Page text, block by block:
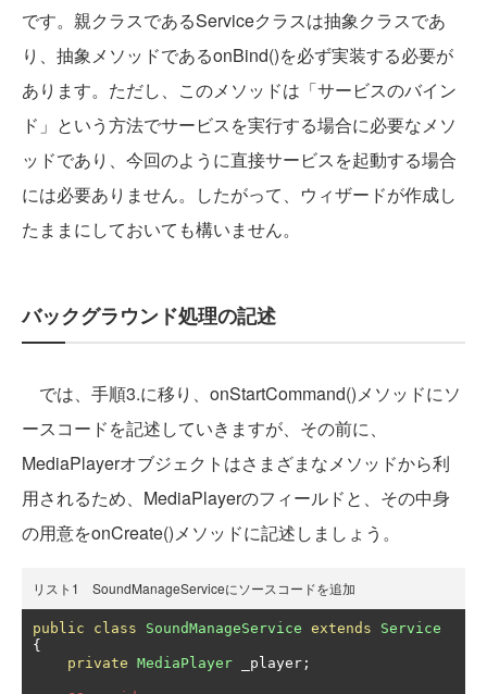
です。親クラスであるServiceクラスは抽象クラスであ
り、抽象メソッドであるonBind()を必ず実装する必要が
あります。ただし、このメソッドは「サービスのバイン
ド」という方法でサービスを実行する場合に必要なメソ
ッドであり、今回のように直接サービスを起動する場合
には必要ありません。したがって、ウィザードが作成し
たままにしておいても構いません。
バックグラウンド処理の記述
では、手順3.に移り、onStartCommand()メソッドにソ
ースコードを記述していきますが、その前に、
MediaPlayerオブジェクトはさまざまなメソッドから利
用されるため、MediaPlayerのフィールドと、その中身
の用意をonCreate()メソッドに記述しましょう。
リスト1 SoundManageServiceにソースコードを追加
public class SoundManageService extends
Service
{
private MediaPlayer _player ;